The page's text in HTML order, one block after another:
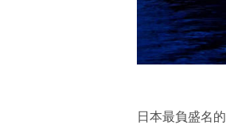
日本最負盛名